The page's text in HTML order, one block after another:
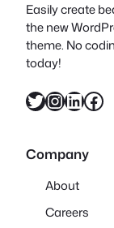
Easily create
the new
theme. No
today!
X InstagramLinkedIn Facebook
Company
About
Careers